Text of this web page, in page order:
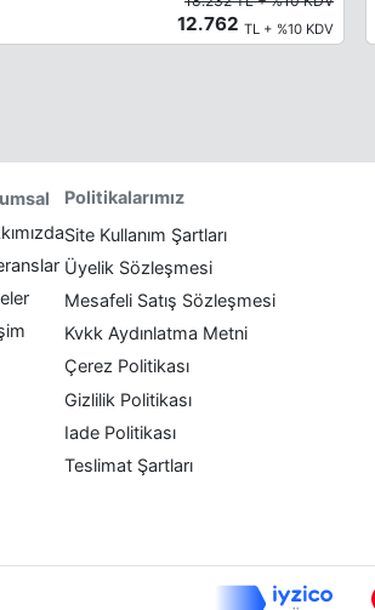
12.762TL + %10 KDV
Politikalarımız
Site Kullanım Şartları
Üyelik Sözleşmesi
Mesafeli Satış Sözleşmesi
Kvkk Aydınlatma Metni
Çerez Politikası
Gizlilik Politikası
Iade Politikası
Teslimat Şartları